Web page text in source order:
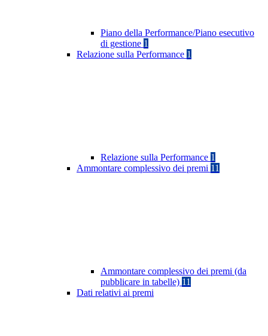
Piano della Performance/Piano esecutivo
di gestione 1
Relazione sulla Performance 1
Relazione sulla Performance 1
Ammontare complessivo dei premi 11
Ammontare complessivo dei premi (da
pubblicare in tabelle) 11
Dati relativi ai premi